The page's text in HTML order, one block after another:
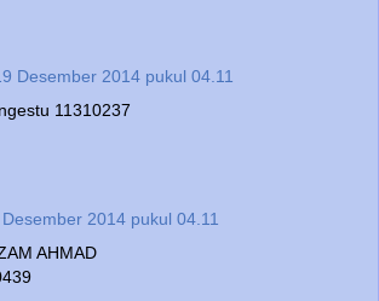
Desember 2014 pukul 04.11
11310237
2014 pukul 04.11
AHMAD